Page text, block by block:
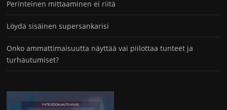
Perinteinen mittaaminen ei riitä
Löydä sisäinen supersankarisi
Onko ammattimaisuutta näyttää vai piilottaa tunteet ja
turhautumiset?